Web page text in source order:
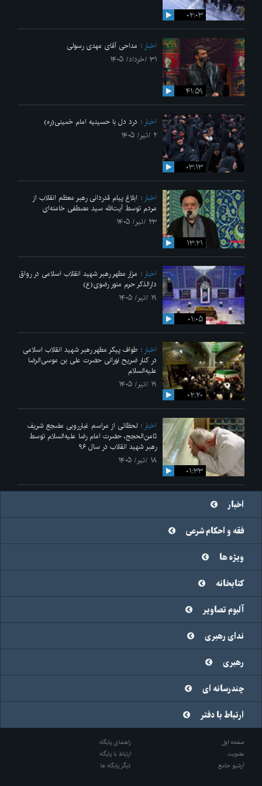
۰۲:۰۳
۴۱:۵۹
اخبار
مداحی آقای مهدی رسولی
۳۱ /خرداد/ ۱۴۰۵
۰۳:۱۳
اخبار
درد دل با حسینیه امام خمینی(ره)
۲ /تیر/ ۱۴۰۵
۱۳:۲۱
اخبار
ابلاغ پیام قدردانی رهبر معظم انقلاب از
مردم توسط آیت‌الله سید مصطفی خامنه‌ای
۲۳ /تیر/ ۱۴۰۵
۰۱:۰۵
اخبار
مزار مطهر رهبر شهید انقلاب اسلامی در رواق
دارالذکر حرم منور رضوی(ع)
۱۹ /تیر/ ۱۴۰۵
۰۲:۲۰
اخبار
طواف پیکر مطهر رهبر شهید انقلاب اسلامی
در کنار ضریح نورانی حضرت علی‌ بن موسی‌الرضا
علیه‌السلام
۱۹ /تیر/ ۱۴۰۵
۰۱:۳۳
اخبار
لحظاتی از مراسم غبارروبی مضجع شریف
ثامن‌الحجج، حضرت امام رضا علیه‌السلام توسط
رهبر شهید انقلاب در سال ۹۶
۱۸ /تیر/ ۱۴۰۵
اخبار
فقه و احکام شرعی
ویژه ها
کتابخانه
آلبوم تصاویر
ندای رهبری
رهبری
چندرسانه ای
ارتباط با دفتر
صفحه اول
راهنمای پایگاه
عضویت
ارتباط با پایگاه
آرشیو جامع
دیگر پایگاه ها